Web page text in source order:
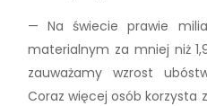
— Na świecie prawie
materialnym za mniej niż
zauważamy wzrost
Coraz więcej osób korzysta